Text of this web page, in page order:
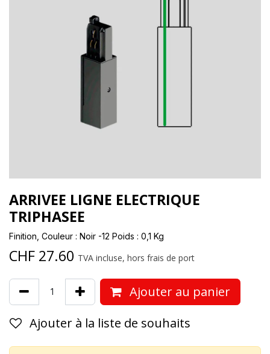
ARRIVEE LIGNE ELECTRIQUE
TRIPHASEE
Finition, Couleur : Noir -12 Poids : 0,1 Kg
CHF 27.60 TVA incluse, hors frais de port
Ajouter au panier
Ajouter à la liste de souhaits